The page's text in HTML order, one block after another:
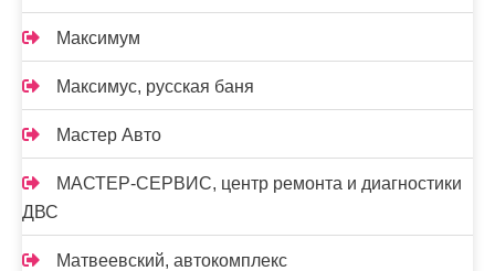
Максимум
Максимус, русская баня
Мастер Авто
МАСТЕР-СЕРВИС, центр ремонта и диагностики
ДВС
Матвеевский, автокомплекс